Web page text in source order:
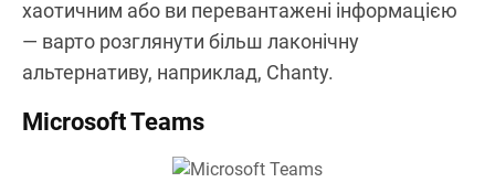
хаотичним або ви перевантажені інформацією
— варто розглянути більш лаконічну
альтернативу, наприклад, Chanty.
Microsoft Teams